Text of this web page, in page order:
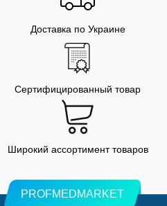
Доставка по Украине
Сертифицированный товар
Широкий ассортимент товаров
PROFMEDMARKET